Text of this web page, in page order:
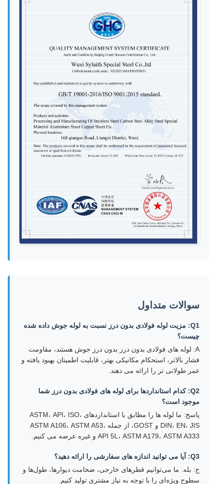
سوالات متداول
Q1: مزیت لوله فولادی بدون درز نسبت به لوله جوش داده شده
چیست؟
A: لوله های فولادی بدون درز بدون درز جوش هستند، مقاومت
فشار بالاتر، استحکام مکانیکی بهتر، قابلیت اطمینان بهبود یافته و
عمر طولانی تر را ارائه می دهند.
Q2: کدام استانداردها برای لوله های فولادی بدون درز شما
موجود است؟
پاسخ: ما لوله ها را مطابق با استانداردهای ASTM، API، ISO،
DIN، EN، JIS و GOST، از جمله ASTM A106، ASTM A53،
API 5L، ASTM A179، ASTM A333 و غیره عرضه می کنیم.
ج: بله. ما می‌توانیم قطرهای خارجی، ضخامت دیوارها، طول‌ها و
سطوح ویژه‌ای را با توجه به نیاز مشتری تولید کنیم.